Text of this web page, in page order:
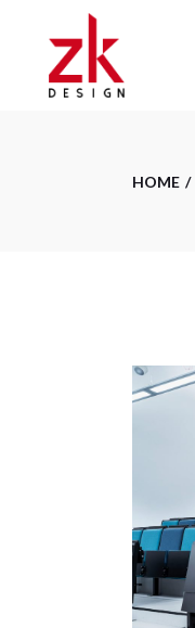
content
HOME